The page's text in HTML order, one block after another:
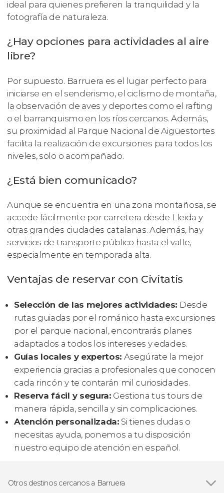
ideal para quienes prefieren la tranquilidad y la
fotografía de naturaleza.
¿Hay opciones para actividades al aire
libre?
Por supuesto. Barruera es el lugar perfecto para
iniciarse en el senderismo, el ciclismo de montaña,
la observación de aves y deportes como el rafting
o el barranquismo en los ríos cercanos. Además,
su proximidad al Parque Nacional de Aigüestortes
facilita la realización de excursiones para todos los
niveles, solo o acompañado.
¿Está bien comunicado?
Aunque se encuentra en una zona montañosa, se
accede fácilmente por carretera desde Lleida y
otras grandes ciudades catalanas. Además, hay
servicios de transporte público hasta el valle,
especialmente en temporada alta.
Ventajas de reservar con Civitatis
Selección de las mejores actividades: Desde
rutas guiadas por el románico hasta excursiones
por el parque nacional, encontrarás planes
adaptados a todos los intereses y edades.
Guías locales y expertos: Asegúrate la mejor
experiencia gracias a profesionales que conocen
cada rincón y te contarán mil curiosidades.
Reserva fácil y segura: Gestiona tus tours de
manera rápida, sencilla y sin complicaciones.
Atención personalizada: Si tienes dudas o
necesitas ayuda, ponemos a tu disposición
nuestro equipo de atención en español.
Otros destinos cercanos a Barruera